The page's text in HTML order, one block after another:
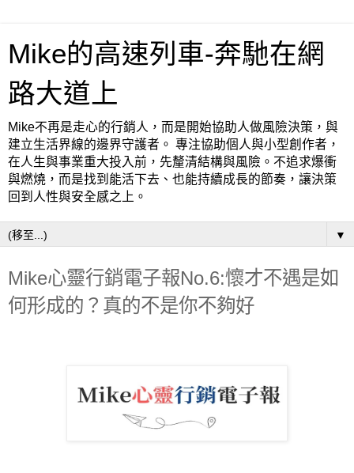
Mike的高速列車-奔馳在網
路大道上
Mike不再是走心的行銷人，而是開始協助人做風險決策，與
建立生活界線的邊界守護者。 專注協助個人與小型創作者，
在人生與事業重大投入前，先釐清結構與風險。不追求爆衝
與燃燒，而是找到能活下去、也能持續成長的節奏，讓決策
回到人性與安全感之上。
▼
Mike心靈行銷電子報No.6:懷才不遇是如
何形成的？真的不是你不夠好